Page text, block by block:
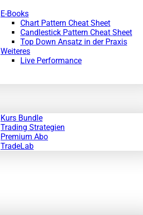
E-Books
Chart Pattern Cheat Sheet
Candlestick Pattern Cheat Sheet
Top Down Ansatz in der Praxis
Weiteres
Live Performance
Kurs Bundle
Trading Strategien
Premium Abo
TradeLab